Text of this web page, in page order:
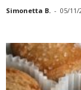
Simonetta B. - 05/11/